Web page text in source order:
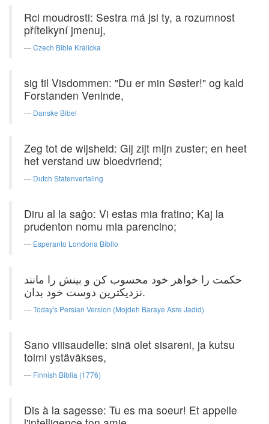
Rci moudrosti: Sestra má jsi ty, a rozumnost
přítelkyní jmenuj,
Czech Bible Kralicka
sig til Visdommen: "Du er min Søster!" og kald
Forstanden Veninde,
Danske Bibel
Zeg tot de wijsheid: Gij zijt mijn zuster; en heet
het verstand uw bloedvriend;
Dutch Statenvertaling
Diru al la saĝo: Vi estas mia fratino; Kaj la
prudenton nomu mia parencino;
Esperanto Londona Biblio
حکمت را خواهر خود محسوب کن و بینش را مانند
نزدیکترین دوست خود بدان.
Today's Persian Version (Mojdeh Baraye Asre Jadid)
Sano viiisaudelle: sinä olet sisareni, ja kutsu
toimi ystäväkses,
Finnish Biblia (1776)
Dis à la sagesse: Tu es ma soeur! Et appelle